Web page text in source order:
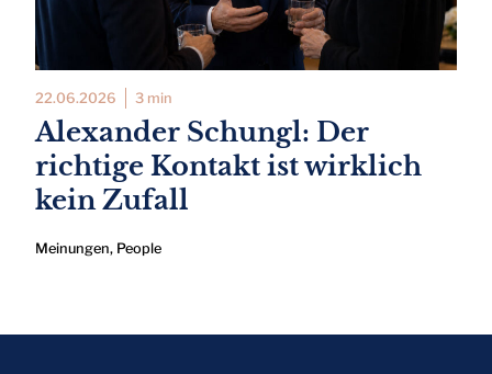
22.06.2026 3 min
Alexander Schungl: Der
richtige Kontakt ist wirklich
kein Zufall
Meinungen, People